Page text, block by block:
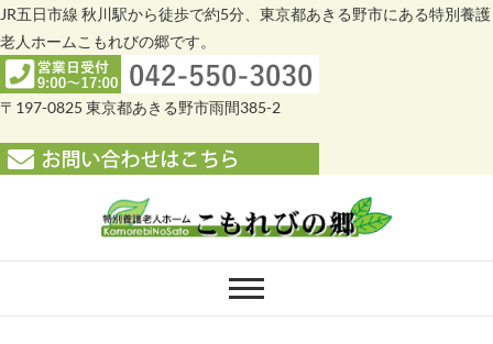
JR五日市線 秋川駅から徒歩で約5分、東京都あきる野市にある特別養護
老人ホームこもれびの郷です。
〒197-0825 東京都あきる野市雨間385-2
特別養護老人ホー
ム こもれびの郷